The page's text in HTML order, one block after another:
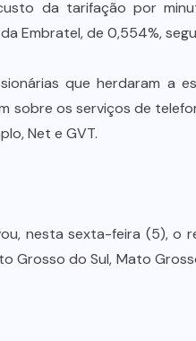
da tarifação por
Embratel, de 0,554%,
que herdaram a
sobre os serviços de
Net e GVT.
nesta sexta-feira (5), o
Grosso do Sul, Mato
7